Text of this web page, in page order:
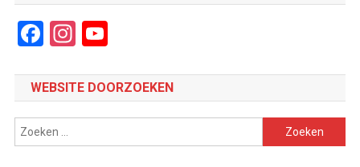
Facebook
Instagram
WEBSITE DOORZOEKEN
Zoeken
naar: